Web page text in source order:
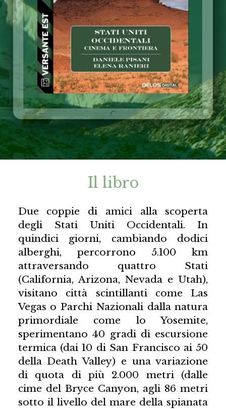
Il libro
Due coppie di amici alla scoperta
degli Stati Uniti Occidentali. In
quindici giorni, cambiando dodici
alberghi, percorrono 5.100 km
attraversando quattro Stati
(California, Arizona, Nevada e Utah),
visitano città scintillanti come Las
Vegas o Parchi Nazionali dalla natura
primordiale come lo Yosemite,
sperimentano 40 gradi di escursione
termica (dai 10 di San Francisco ai 50
della Death Valley) e una variazione
di quota di più 2.000 metri (dalle
cime del Bryce Canyon, agli 86 metri
sotto il livello del mare della spianata